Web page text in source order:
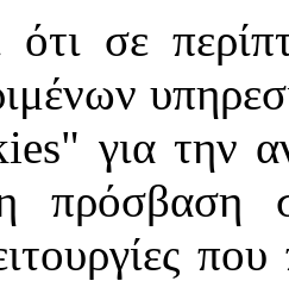
ότι σε
για την
πρόσβαση